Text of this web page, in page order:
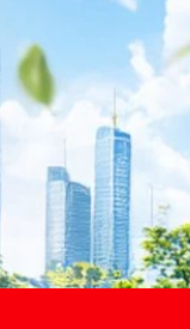
3
าว TODAY เปิดเ
แนวทางปรับตัวสู่เ
ปี สำนักข่าว TODAY จัด
รเปลี่ยนผ่านสู่เศรษฐกิจ
ทนภาครัฐ ภาคธุรกิจ แ
างไร ? เพื่อเดินหน้าสู่ค
รกิจ การเงิน และพลังง
า และเชื่อมโยงนโยบา
ชนัน วงศ์สวัสดิ์รองนาย
กรรม Green
าใช้เพื่อลดการปล่อยค
| 1 days ago